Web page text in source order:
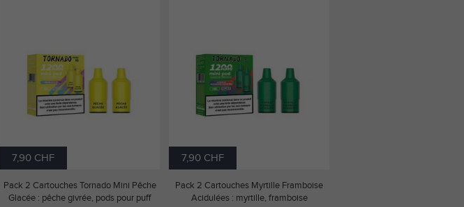
7,90 CHF
Pack 2 Cartouches Tornado Mini Pêche
Glacée : pêche givrée, pods pour puff
7,90 CHF
Pack 2 Cartouches Myrtille Framboise
Acidulées : myrtille, framboise